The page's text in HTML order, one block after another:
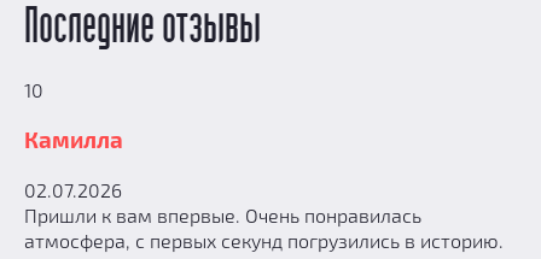
Последние отзывы
10
Камилла
02.07.2026
Пришли к вам впервые. Очень понравилась
атмосфера, с первых секунд погрузились в историю.